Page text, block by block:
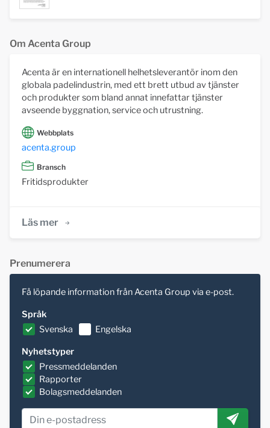
Om Acenta Group
Acenta är en internationell helhetsleverantör inom den
globala padelindustrin, med ett brett utbud av tjänster
och produkter som bland annat innefattar tjänster
avseende byggnation, service och utrustning.
Webbplats
acenta.group
Bransch
Fritidsprodukter
Läs mer
Prenumerera
Få löpande information från Acenta Group via e-post.
Språk
Svenska
Engelska
Nyhetstyper
Pressmeddelanden
Rapporter
Bolagsmeddelanden